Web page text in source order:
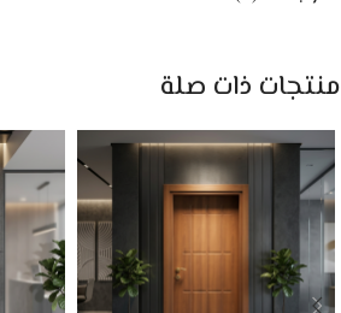
منتجات ذات صلة